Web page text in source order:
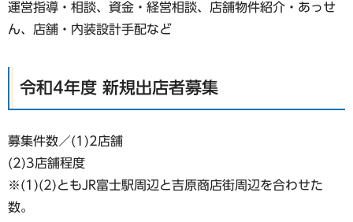
運営指導・相談、資金・経営相談、店舗物件紹介・あっせ
ん、店舗・内装設計手配など
令和4年度 新規出店者募集
募集件数／(1)2店舗
(2)3店舗程度
※(1)(2)ともJR富士駅周辺と吉原商店街周辺を合わせた
数。